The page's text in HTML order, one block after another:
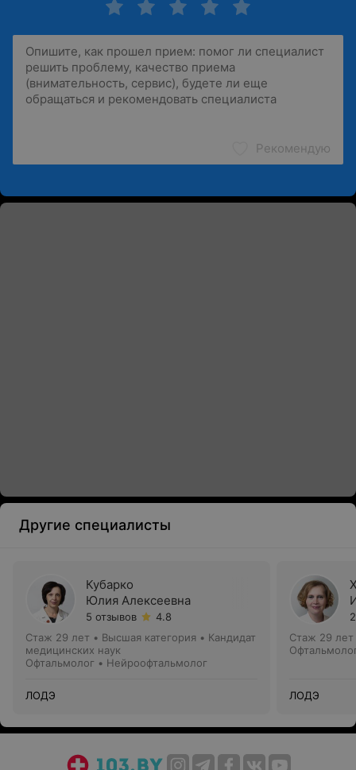
Рекомендую
Другие специалисты
Кубарко
Юлия Алексеевна
5 отзывов
4.8
Стаж 29 лет • Высшая категория • Кандидат
медицинских наук
Офтальмолог • Нейроофтальмолог
ЛОДЭ
Стаж 29 лет
ЛОДЭ